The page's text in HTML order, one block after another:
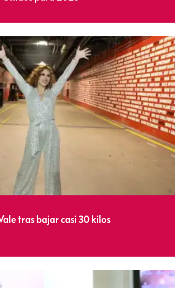
tras bajar casi 30 kilos